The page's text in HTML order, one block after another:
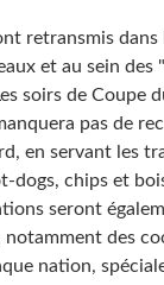
retransmis dans
et au sein des
soirs de Coupe
pas de
en servant les
dogs, chips et
seront
notamment des
nation,